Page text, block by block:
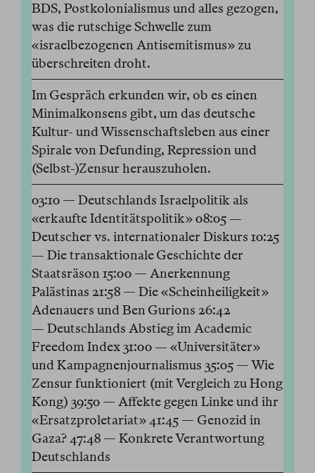
BDS, Postkolonialismus und alles gezogen,
was die rutschige Schwelle zum
«israelbezogenen Antisemitismus» zu
überschreiten droht.
Im Gespräch erkunden wir, ob es einen
Minimalkonsens gibt, um das deutsche
Kultur- und Wissenschaftsleben aus einer
Spirale von Defunding, Repression und
(Selbst-)Zensur herauszuholen.
03:10 — Deutschlands Israelpolitik als
«erkaufte Identitätspolitik» 08:05 —
Deutscher vs. internationaler Diskurs 10:25
— Die transaktionale Geschichte der
Staatsräson 15:00 — Anerkennung
Palästinas 21:58 — Die «Scheinheiligkeit»
Adenauers und Ben Gurions 26:42
— Deutschlands Abstieg im Academic
Freedom Index 31:00 — «Universitäter»
und Kampagnenjournalismus 35:05 — Wie
Zensur funktioniert (mit Vergleich zu Hong
Kong) 39:50 — Affekte gegen Linke und ihr
«Ersatzproletariat» 41:45 — Genozid in
Gaza? 47:48 — Konkrete Verantwortung
Deutschlands